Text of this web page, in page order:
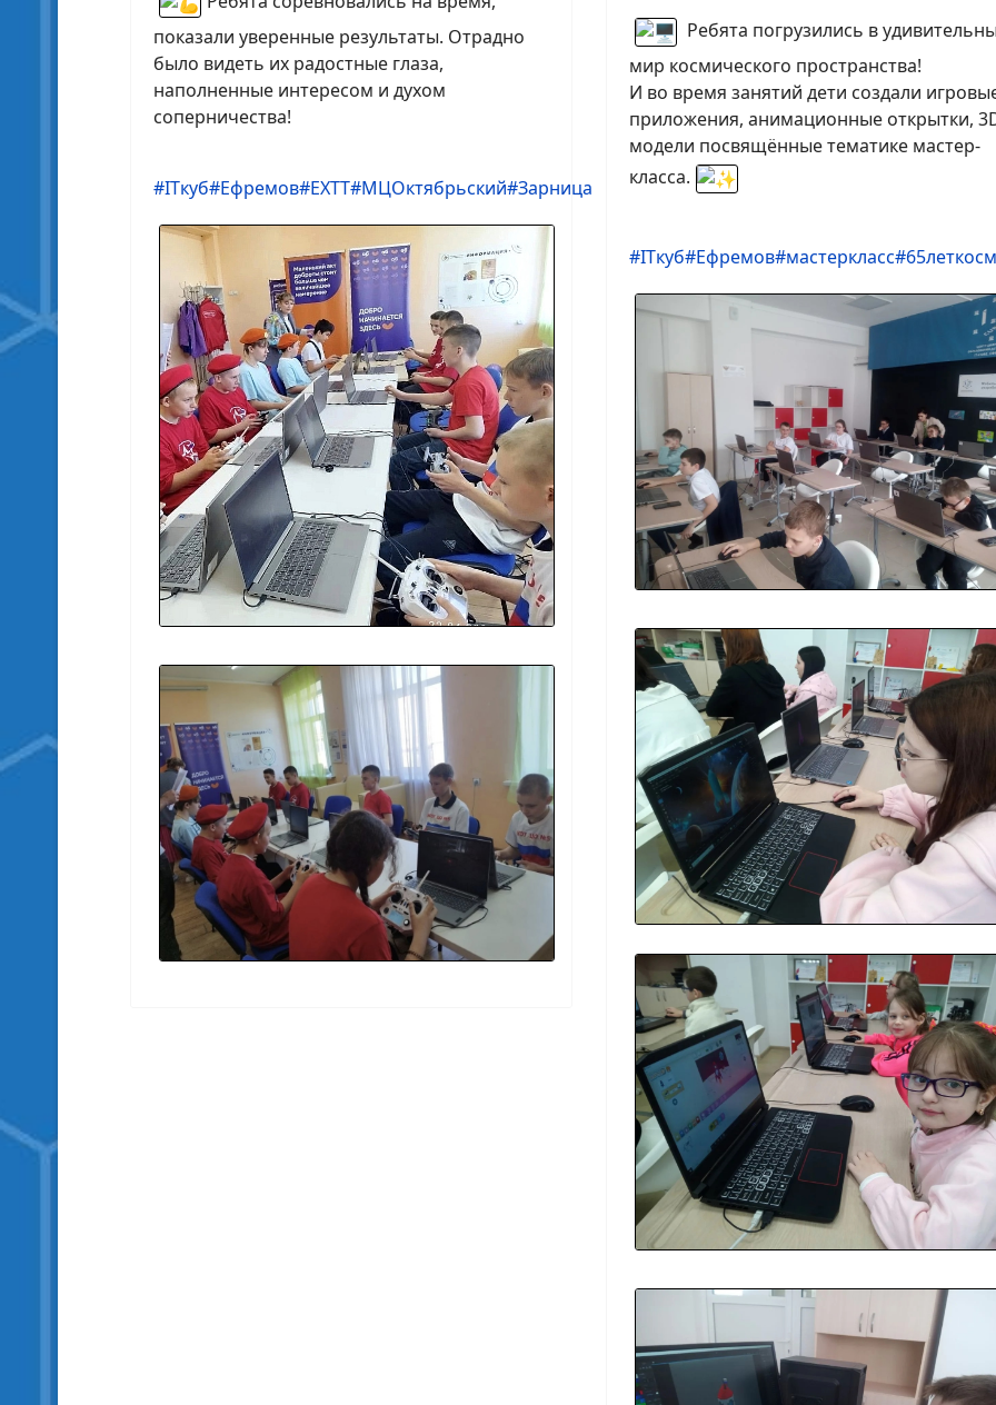
показали уверенные результаты. Отрадно
было видеть их радостные глаза,
наполненные интересом и духом
соперничества!
#ITкуб#Ефремов#ЕХТТ#МЦОктябрьский#Зарница
Ребята погрузились в
мир космического пространства!
И во время занятий дети создали
приложения, анимационные открытки,
модели посвящённые тематике мастер-
класса.
#ITкуб#Ефремов#мастеркласс